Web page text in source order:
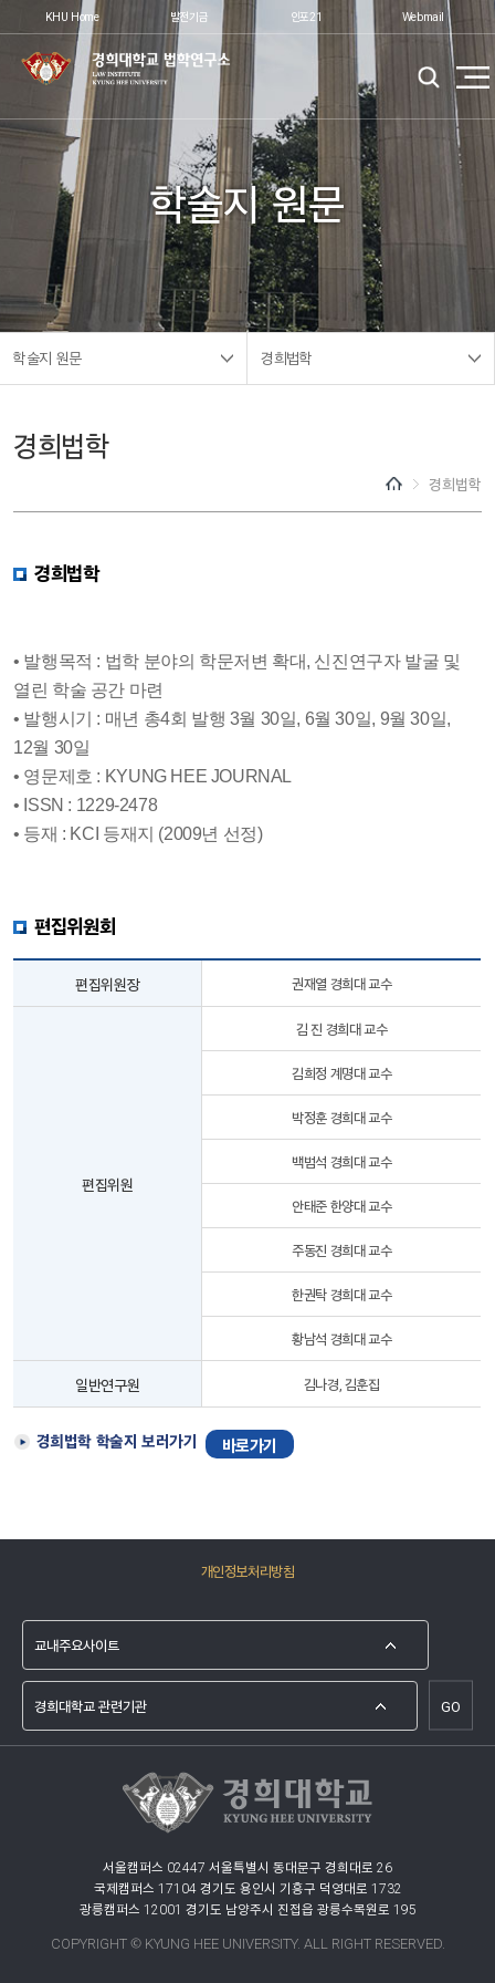
KHU Home 발전기금 인포21 Webmail
학술지 원문
학술지 원문 경희법학
경희법학
경희법학
경희법학
• 발행목적 : 법학 분야의 학문저변 확대, 신진연구자 발굴 및
열린 학술 공간 마련
• 발행시기 : 매년 총4회 발행 3월 30일, 6월 30일, 9월 30일,
12월 30일
• 영문제호 : KYUNG HEE JOURNAL
• ISSN : 1229-2478
• 등재 : KCI 등재지 (2009년 선정)
편집위원회
편집위원장 권재열 경희대 교수
편집위원
김 진 경희대 교수
김희정 계명대 교수
박정훈 경희대 교수
백범석 경희대 교수
안태준 한양대 교수
주동진 경희대 교수
한권탁 경희대 교수
황남석 경희대 교수
일반연구원 김나경, 김훈집
경희법학 학술지 보러가기 바로가기
개인정보처리방침
GO
서울캠퍼스 02447 서울특별시 동대문구 경희대로 26
국제캠퍼스 17104 경기도 용인시 기흥구 덕영대로 1732
광릉캠퍼스 12001 경기도 남양주시 진접읍 광릉수목원로 195
COPYRIGHT © KYUNG HEE UNIVERSITY. ALL RIGHT RESERVED.